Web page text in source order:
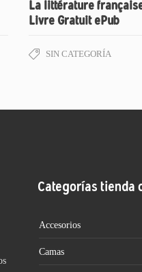
La littérature
Livre Gratuit ePub
SIN CATEGORÍA
Categorías tienda
Accesorios
Camas